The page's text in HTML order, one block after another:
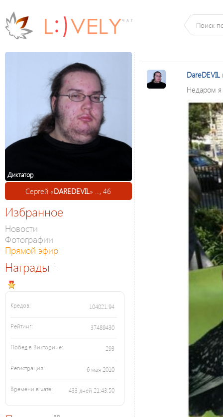
Диктатор
Сергей «DAREDEVIL» ..., 46
Избранное
Новости
Фотографии
Прямой эфир
Награды 1
Кредов: 104021.94
Рейтинг: 37489430
Побед в Викторине: 293
Регистрация: 6 мая 2010
Времени в чате: 433 дней 21:43:50
DareDEVIL
Недаром я